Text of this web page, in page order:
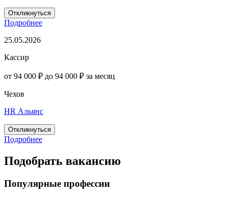
Откликнуться
Подробнее
25.05.2026
Кассир
от 94 000 ₽ до 94 000 ₽ за месяц
Чехов
HR Альянс
Откликнуться
Подробнее
Подобрать вакансию
Популярные профессии